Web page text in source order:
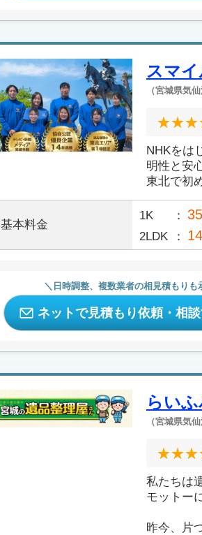
スマ
（宮城県気
NHKをは
明性と安
東北で初
基本料金
1K
2LDK
日時調整、複数業者の相見積もりも
ネットで見積もり依頼・相
らい
（宮城県気
私たちは
モットー
昨今、片